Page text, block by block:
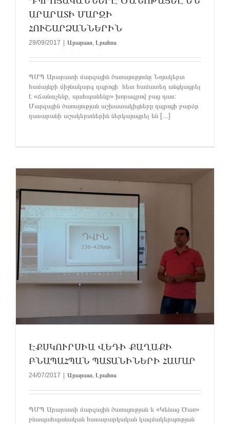
ԱՐԱՐԱՏԻ ՄԱՐԶԻ
ՀՈՒՇԱՐՁԱՆՆԵՐԻՆ
29/09/2017 Արարատ, Լրահոս
ՊՄՊ Արարատի մարզային ծառայությունը Նոյակերտ
համայնքի միջնակարգ դպրոցի հետ համատեղ անցկացրել
է «Ճանաչենք, պահպանենք» խորագրով բաց դաս:
Մարզային ծառայության աշխատակիցները դպրոցի բարձր
դասարանի աշակերտներին ներկայացրել են [...]
ԷՔՍԿՈՒՐՍԻԱ ՎԵԴԻ ՔԱՂԱՔԻ
ԲՆԱՊԱՀՊԱՆ ՊԱՏԱՆԻՆԵՐԻ ՀԱՄԱՐ
24/07/2017 Արարատ, Լրահոս
ՊՄՊ Արարատի մարզային ծառայության և «Կենաց Ծառ»
բնապահպանական հասարարկական կազմակերպության